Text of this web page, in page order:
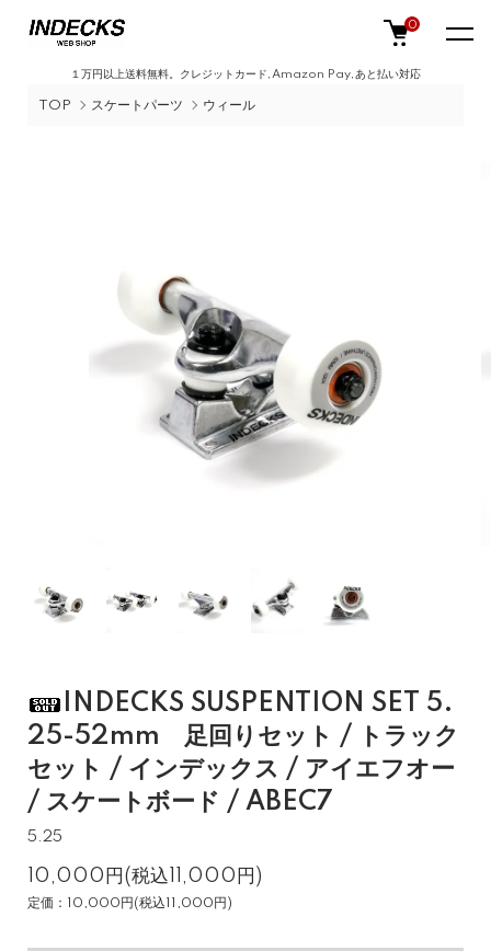
１万円以上送料無料。クレジットカード,Amazon Pay,あと払い対応
0
TOP スケートパーツ ウィール
INDECKS SUSPENTION SET 5.
25-52mm 足回りセット / トラック
セット / インデックス / アイエフオー
/ スケートボード / ABEC7
5.25
10,000円(税込11,000円)
定価：10,000円(税込11,000円)